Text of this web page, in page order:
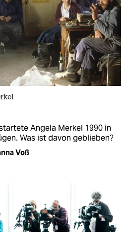
Angela Merkel 1990 in
Was ist davon geblieben?
Voß